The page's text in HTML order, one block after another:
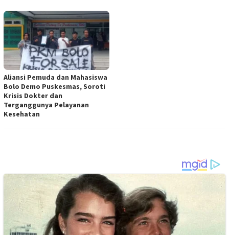
Aliansi Pemuda dan Mahasiswa
Bolo Demo Puskesmas, Soroti
Krisis Dokter dan
Terganggunya Pelayanan
Kesehatan